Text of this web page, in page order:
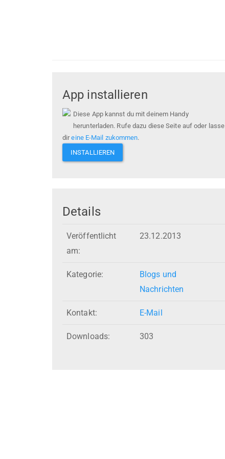
App installieren
Diese App kannst du mit deinem Handy
herunterladen. Rufe dazu diese Seite auf oder lasse
direine E-Mail zukommen.
INSTALLIEREN
Details
Veröffentlicht
am:
23.12.2013
Kategorie:
Blogs und
Nachrichten
Kontakt: E-Mail
Downloads: 303